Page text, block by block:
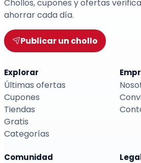
Chollos, cupones y ofertas
ahorrar cada día.
Publicar un chollo
Explorar
Últimas ofertas
Cupones
Tiendas
Gratis
Categorías
Comunidad